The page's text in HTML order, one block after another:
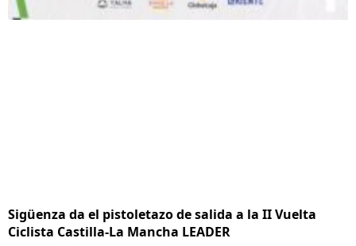
Sigüenza da el pistoletazo de salida a la II Vuelta
Ciclista Castilla-La Mancha LEADER